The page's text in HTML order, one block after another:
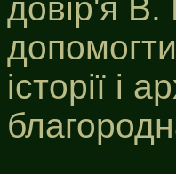
довір'я В.
історії і